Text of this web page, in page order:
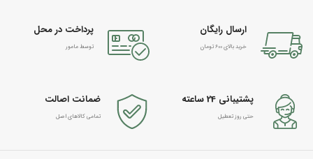
ارسال رایگان
خرید بالای 600 تومان
پرداخت در محل
توسط مامور
پشتیبانی 24 ساعته
حتی روز تعطیل
ضمانت اصالت
تمامی کالاهای اصل